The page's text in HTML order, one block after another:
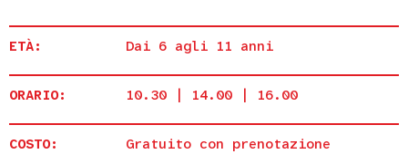
ETÀ: Dai 6 agli 11 anni
ORARIO: 10.30 | 14.00 | 16.00
COSTO:
Gratuito con prenotazione